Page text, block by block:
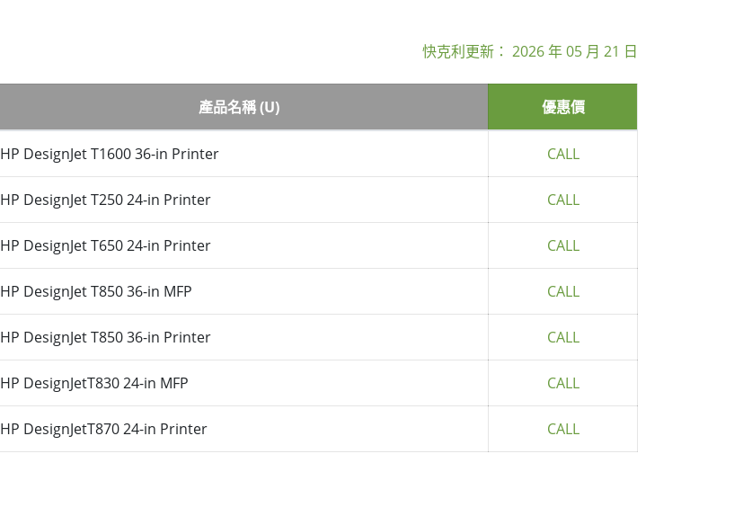
快克利更新： 2026 年 05 月 21 日
產品名稱 (U) 優惠價
HP DesignJet T1600 36-in Printer CALL
HP DesignJet T250 24-in Printer CALL
HP DesignJet T650 24-in Printer CALL
HP DesignJet T850 36-in MFP CALL
HP DesignJet T850 36-in Printer CALL
HP DesignJetT830 24-in MFP CALL
HP DesignJetT870 24-in Printer CALL